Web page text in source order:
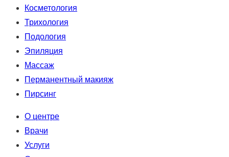
Косметология
Трихология
Подология
Эпиляция
Массаж
Перманентный макияж
Пирсинг
О центре
Врачи
Услуги